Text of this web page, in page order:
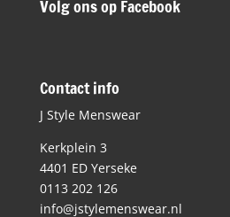
Volg ons op Facebook
Contact info
J Style Menswear
Kerkplein 3
4401 ED Yerseke
0113 202 126
info@jstylemenswear.nl